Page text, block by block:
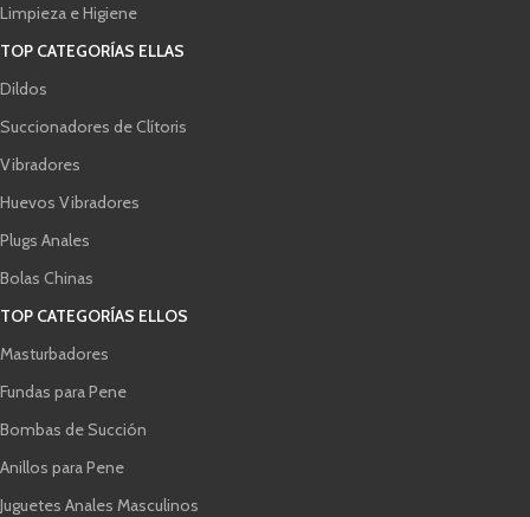
Limpieza e Higiene
TOP CATEGORÍAS ELLAS
Dildos
Succionadores de Clítoris
Vibradores
Huevos Vibradores
Plugs Anales
Bolas Chinas
TOP CATEGORÍAS ELLOS
Masturbadores
Fundas para Pene
Bombas de Succión
Anillos para Pene
Juguetes Anales Masculinos